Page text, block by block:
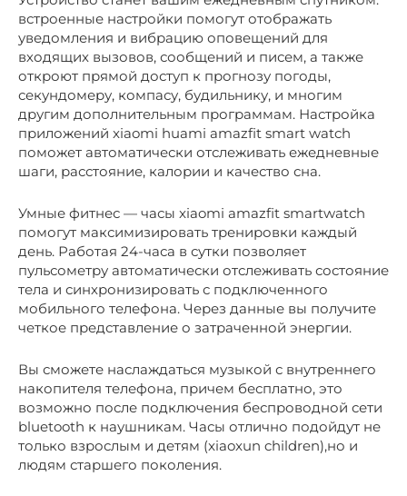
встроенные настройки помогут отображать
уведомления и вибрацию оповещений для
входящих вызовов, сообщений и писем, а также
откроют прямой доступ к прогнозу погоды,
секундомеру, компасу, будильнику, и многим
другим дополнительным программам. Настройка
приложений xiaomi huami amazfit smart watch
поможет автоматически отслеживать ежедневные
шаги, расстояние, калории и качество сна.
Умные фитнес — часы xiaomi amazfit smartwatch
помогут максимизировать тренировки каждый
день. Работая 24-часа в сутки позволяет
пульсометру автоматически отслеживать состояние
тела и синхронизировать с подключенного
мобильного телефона. Через данные вы получите
четкое представление о затраченной энергии.
Вы сможете наслаждаться музыкой с внутреннего
накопителя телефона, причем бесплатно, это
возможно после подключения беспроводной сети
bluetooth к наушникам. Часы отлично подойдут не
только взрослым и детям (xiaoxun children),но и
людям старшего поколения.